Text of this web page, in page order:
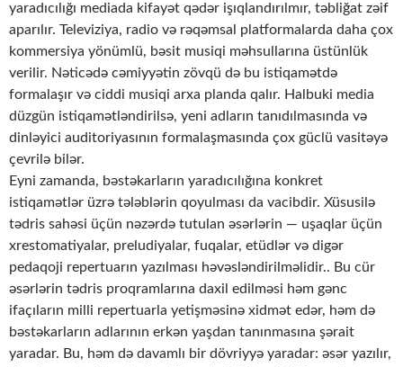
yaradıcılığı mediada kifayət qədər işıqlandırılmır, təbliğat zəif
aparılır. Televiziya, radio və rəqəmsal platformalarda daha çox
kommersiya yönümlü, bəsit musiqi məhsullarına üstünlük
verilir. Nəticədə cəmiyyətin zövqü də bu istiqamətdə
formalaşır və ciddi musiqi arxa planda qalır. Halbuki media
düzgün istiqamətləndirilsə, yeni adların tanıdılmasında və
dinləyici auditoriyasının formalaşmasında çox güclü vasitəyə
çevrilə bilər.
Eyni zamanda, bəstəkarların yaradıcılığına konkret
istiqamətlər üzrə tələblərin qoyulması da vacibdir. Xüsusilə
tədris sahəsi üçün nəzərdə tutulan əsərlərin — uşaqlar üçün
xrestomatiyalar, preludiyalar, fuqalar, etüdlər və digər
pedaqoji repertuarın yazılması həvəsləndirilməlidir.. Bu cür
əsərlərin tədris proqramlarına daxil edilməsi həm gənc
ifaçıların milli repertuarla yetişməsinə xidmət edər, həm də
bəstəkarların adlarının erkən yaşdan tanınmasına şərait
yaradar. Bu, həm də davamlı bir dövriyyə yaradar: əsər yazılır,